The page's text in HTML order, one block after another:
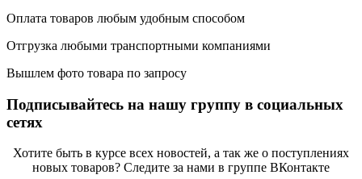
Оплата товаров любым удобным способом
Отгрузка любыми транспортными компаниями
Вышлем фото товара по запросу
Подписывайтесь на нашу группу в социальных
сетях
Хотите быть в курсе всех новостей, а так же о поступлениях
новых товаров? Следите за нами в группе ВКонтакте